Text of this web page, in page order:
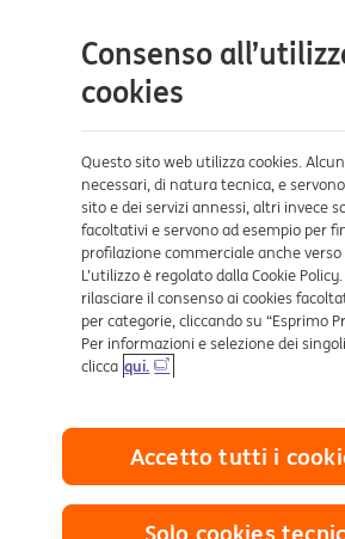
Aiuto e supporto
Dove ci trovi
Certificazioni
Collegamenti utili
Mappa del sito
Consenso
cookies
Questo sito web utilizza cookies.
necessari, di natura tecnica, e servono
sito e dei servizi annessi, altri invece
facoltativi e servono ad esempio per
profilazione commerciale anche
L’utilizzo è regolato dalla Cookie
rilasciare il consenso ai cookies
per categorie, cliccando su “Esprimo
Per informazioni e selezione dei
clicca qui.
Solo cookies
Accetto tutti i